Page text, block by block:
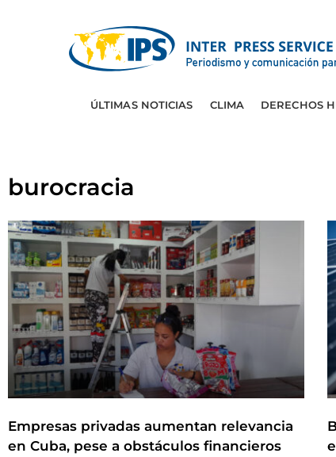
ÚLTIMAS NOTICIAS CLIMA DERECHOS
burocracia
Empresas privadas aumentan relevancia
en Cuba, pese a obstáculos financieros